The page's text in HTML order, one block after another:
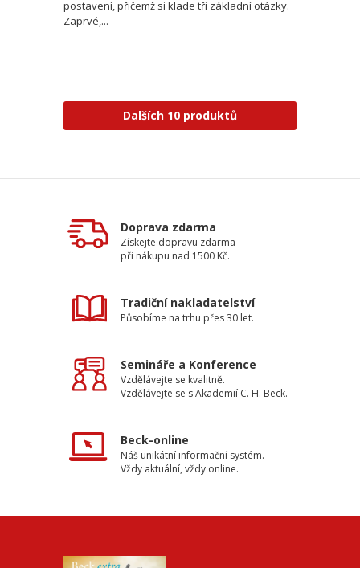
postavení, přičemž si klade tři základní otázky.
Zaprvé,...
Dalších 10 produktů
Doprava zdarma
Získejte dopravu zdarma
při nákupu nad 1500 Kč.
Tradiční nakladatelství
Působíme na trhu přes 30 let.
Semináře a Konference
Vzdělávejte se kvalitně.
Vzdělávejte se s Akademií C. H. Beck.
Beck-online
Náš unikátní informační systém.
Vždy aktuální, vždy online.